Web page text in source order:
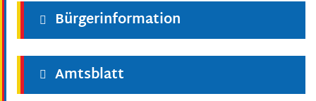
Bürgerinformation
Amtsblatt